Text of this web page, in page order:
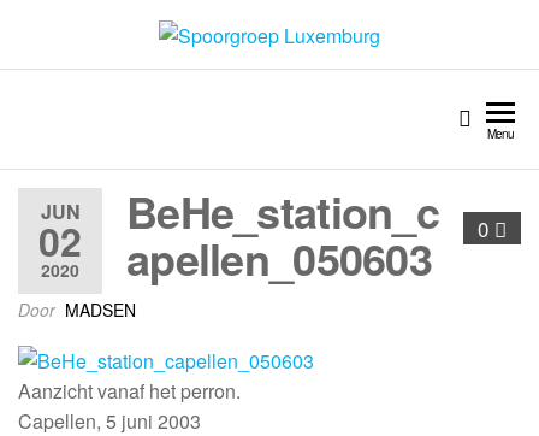
Spoorgroep Luxemburg
Menu
JUN
02
2020
0
BeHe_station_c
apellen_050603
Door MADSEN
Aanzicht vanaf het perron.
Capellen, 5 juni 2003